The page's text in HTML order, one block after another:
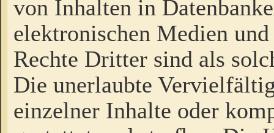
von Inhalten in
elektronischen Medien
Rechte Dritter sind als
Die unerlaubte
einzelner Inhalte oder